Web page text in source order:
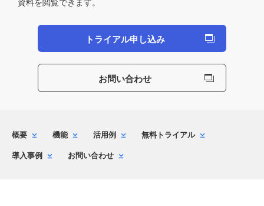
トライアル申し込み
お問い合わせ
概要 機能 活用例
無料トライアル
導入事例
お問い合わせ